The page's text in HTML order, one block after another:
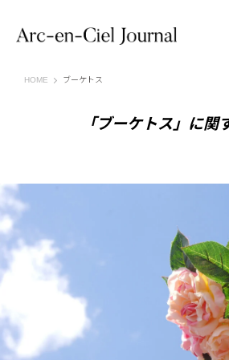
HOME Arc-en-Ciel Journal（アルカンシエル ジャーナル）
ブーケトス
「ブーケトス」に関